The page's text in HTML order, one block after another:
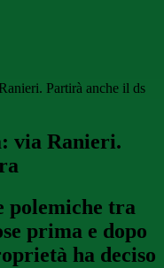
Partirà anche il ds
via Ranieri.
polemiche tra
prima e dopo
ha deciso